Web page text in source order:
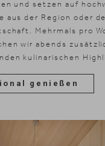
und setzen auf
aus der Region oder
Mehrmals pro
wir abends
kulinarischen
genießen